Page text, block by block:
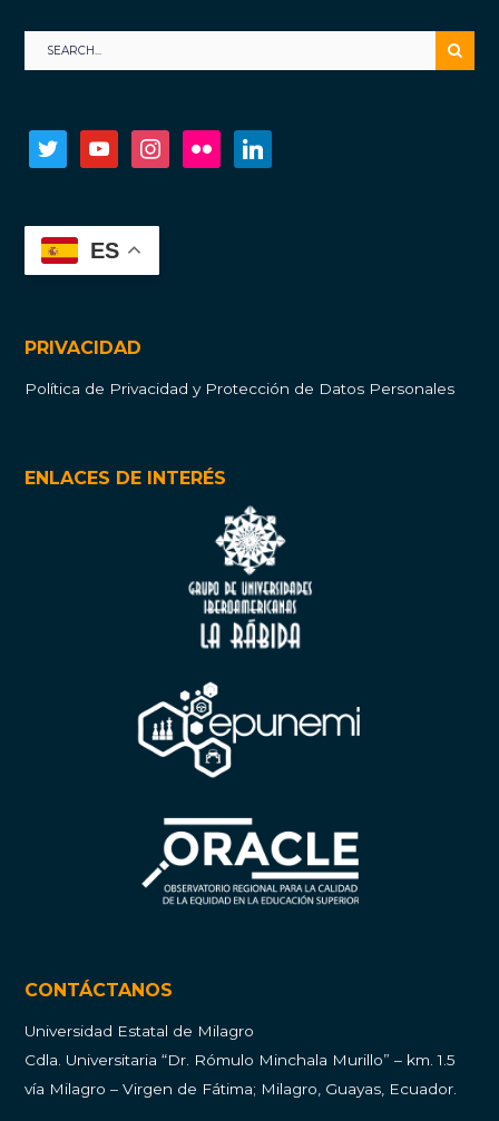
twitter youtube instagramflickr
ES
PRIVACIDAD
Política de Privacidad y Protección de Datos Personales
ENLACES DE INTERÉS
CONTÁCTANOS
Universidad Estatal de Milagro
Cdla. Universitaria “Dr. Rómulo Minchala Murillo” – km. 1.5
vía Milagro – Virgen de Fátima; Milagro, Guayas, Ecuador.